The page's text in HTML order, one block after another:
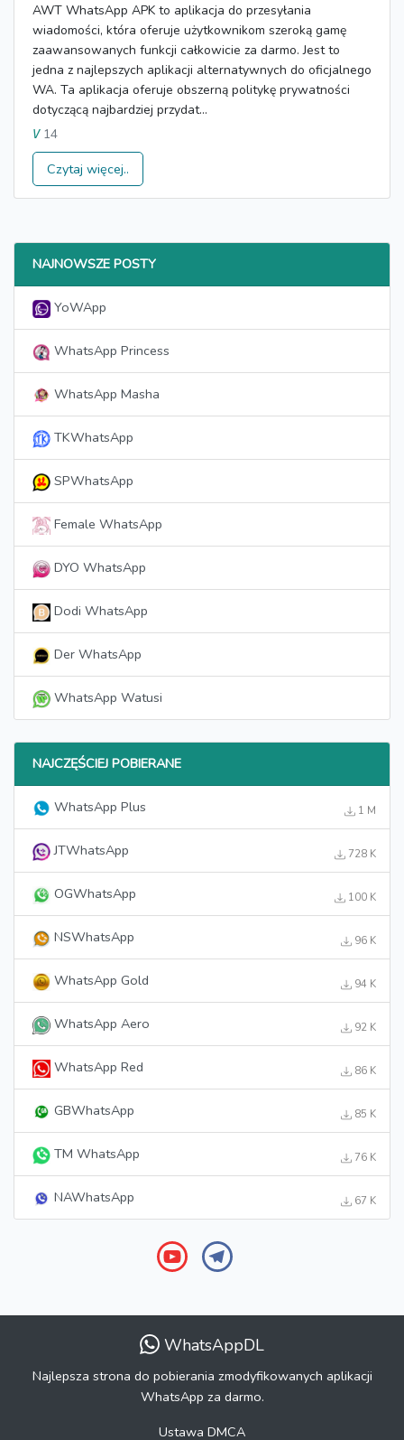
AWT WhatsApp APK to aplikacja do przesyłania
wiadomości, która oferuje użytkownikom szeroką gamę
zaawansowanych funkcji całkowicie za darmo. Jest to
jedna z najlepszych aplikacji alternatywnych do oficjalnego
WA. Ta aplikacja oferuje obszerną politykę prywatności
dotyczącą najbardziej przydat...
V14
Czytaj więcej..
NAJNOWSZE POSTY
YoWApp
WhatsApp Princess
WhatsApp Masha
TKWhatsApp
SPWhatsApp
Female WhatsApp
DYO WhatsApp
Dodi WhatsApp
Der WhatsApp
WhatsApp Watusi
NAJCZĘŚCIEJ POBIERANE
WhatsApp Plus 1 M
JTWhatsApp 728 K
OGWhatsApp 100 K
NSWhatsApp 96 K
WhatsApp Gold 94 K
WhatsApp Aero 92 K
WhatsApp Red 86 K
GBWhatsApp 85 K
TM WhatsApp 76 K
NAWhatsApp 67 K
WhatsAppDL
Najlepsza strona do pobierania zmodyfikowanych aplikacji
WhatsApp za darmo.
Ustawa DMCA